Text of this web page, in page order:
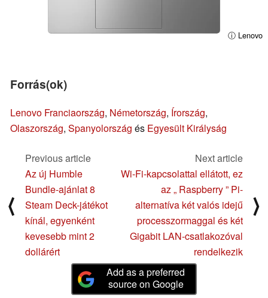
ⓘ Lenovo
Forrás(ok)
Lenovo Franciaország, Németország, Írország,
Olaszország, Spanyolország és Egyesült Királyság
⟨
Previous article
Az új Humble
Bundle-ajánlat 8
Steam Deck-játékot
kínál, egyenként
kevesebb mint 2
dollárért
Next article
Wi-Fi-kapcsolattal ellátott, ez
az „ Raspberry ” Pi-
alternatíva két valós idejű
processzormaggal és két
Gigabit LAN-csatlakozóval
rendelkezik
⟩
Add as a preferred
source on Google